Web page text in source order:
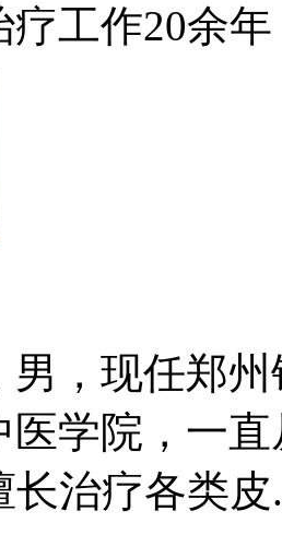
疗工作20余
男，现任郑
医学院，一
长治疗各类皮